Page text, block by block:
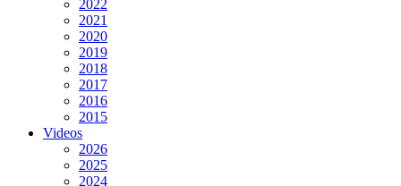
2022
2021
2020
2019
2018
2017
2016
2015
Videos
2026
2025
2024